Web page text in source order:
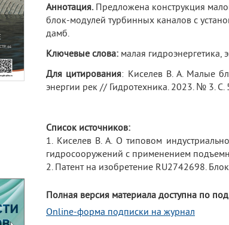
Аннотация.Предложена конструкция
блок-модулей турбинных каналов с
дамб.
Ключевые слова: малая гидроэнергетика,
Для цитирования: Киселев В. А. Малые
энергии рек // Гидротехника. 2023. № 3. С.
Список источников:
1. Киселев В. А. О типовом
гидросооружений с применением
2. Патент на изобретение RU2742698.
Полная версия материала доступна по
Online-форма подписки на журнал